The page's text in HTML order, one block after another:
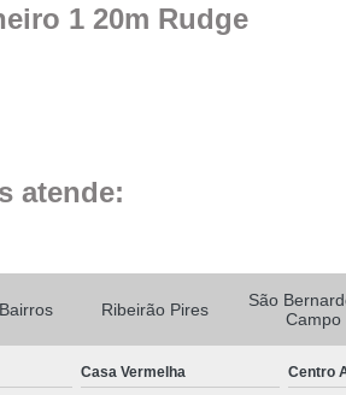
1 20m Rudge
atende:
Ribeirão Pires
São
Campo
Casa Vermelha Centro